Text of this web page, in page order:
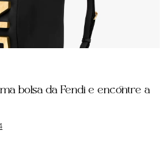
bolsa da Fendi e encontre a